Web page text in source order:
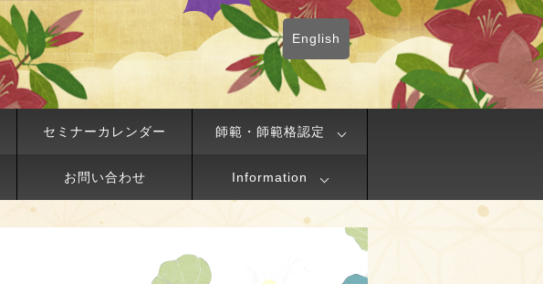
English
セミナーカレンダー 師範・師範格認定
お問い合わせ Information